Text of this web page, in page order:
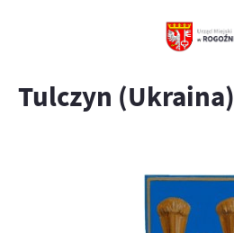
Tulczyn (Ukraina)